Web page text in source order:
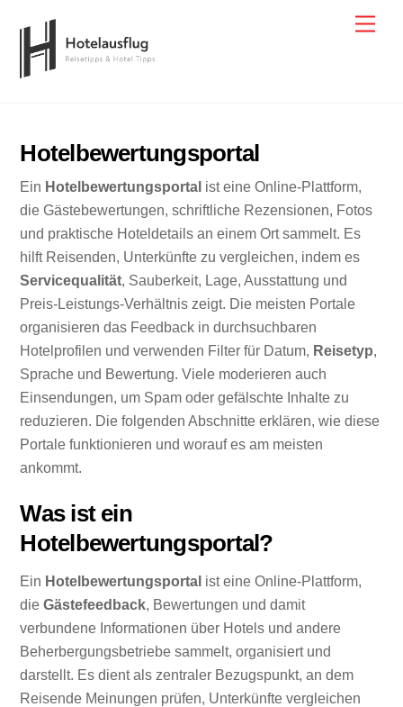
content
Hotelbewertungsportal
Ein Hotelbewertungsportal ist eine Online-Plattform,
die Gästebewertungen, schriftliche Rezensionen, Fotos
und praktische Hoteldetails an einem Ort sammelt. Es
hilft Reisenden, Unterkünfte zu vergleichen, indem es
Servicequalität, Sauberkeit, Lage, Ausstattung und
Preis-Leistungs-Verhältnis zeigt. Die meisten Portale
organisieren das Feedback in durchsuchbaren
Hotelprofilen und verwenden Filter für Datum, Reisetyp,
Sprache und Bewertung. Viele moderieren auch
Einsendungen, um Spam oder gefälschte Inhalte zu
reduzieren. Die folgenden Abschnitte erklären, wie diese
Portale funktionieren und worauf es am meisten
ankommt.
Was ist ein
Hotelbewertungsportal?
Ein Hotelbewertungsportal ist eine Online-Plattform,
dieGästefeedback, Bewertungen und damit
verbundene Informationen über Hotels und andere
Beherbergungsbetriebe sammelt, organisiert und
darstellt. Es dient als zentraler Bezugspunkt, an dem
Reisende Meinungen prüfen, Unterkünfte vergleichen